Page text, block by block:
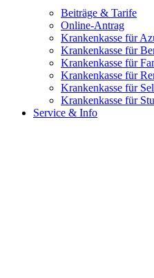
Beiträge & Tarife
Online-Antrag
Krankenkasse für
Krankenkasse für
Krankenkasse für
Krankenkasse für
Krankenkasse für
Krankenkasse für
Service & Info